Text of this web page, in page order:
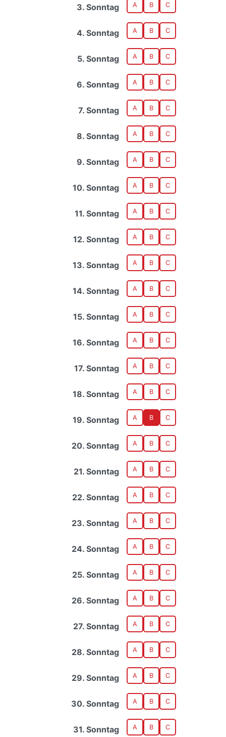
3. Sonntag A B C
4. Sonntag A B C
5. Sonntag A B C
6. Sonntag A B C
7. Sonntag A B C
8. Sonntag A B C
9. Sonntag A B C
10. Sonntag A B C
11. Sonntag A B C
12. Sonntag A B C
13. Sonntag A B C
14. Sonntag A B C
15. Sonntag A B C
16. Sonntag A B C
17. Sonntag A B C
18. Sonntag A B C
19. Sonntag A B C
20. Sonntag A B C
21. Sonntag A B C
22. Sonntag A B C
23. Sonntag A B C
24. Sonntag A B C
25. Sonntag A B C
26. Sonntag A B C
27. Sonntag A B C
28. Sonntag A B C
29. Sonntag A B C
30. Sonntag A B C
31. Sonntag A B C